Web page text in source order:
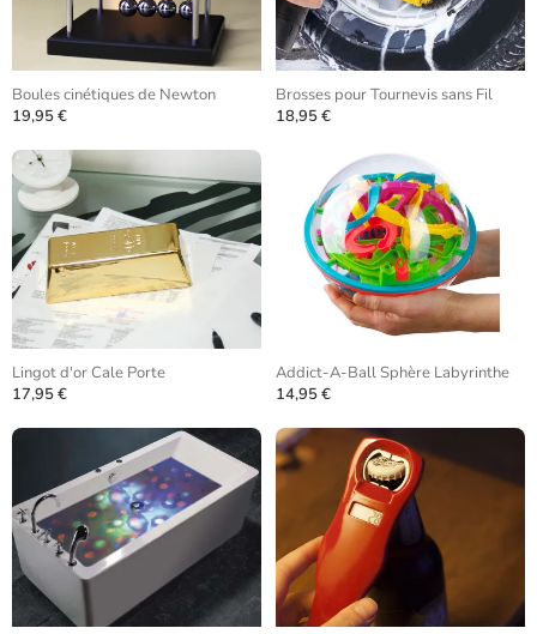
Boules cinétiques de Newton
19,95 €
Brosses pour Tournevis sans Fil
18,95 €
Lingot d'or Cale Porte
17,95 €
Addict-A-Ball Sphère Labyrinthe
14,95 €